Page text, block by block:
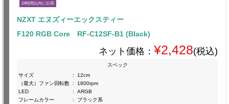
24時間以内に出荷
NZXT エヌズィーエックスティー
F120 RGB Core RF-C12SF-B1 (Black)
ネット価格： ¥2,428(税込)
スペック
サイズ
:
12cm
（最大）ファン回転数 :
1800rpm
LED
:
ARGB
フレームカラー
:
ブラック系